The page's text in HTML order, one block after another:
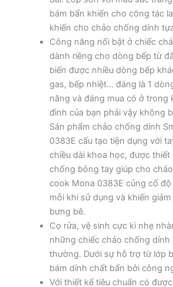
bám bẩn khiến cho công tác
khiến cho chảo chống dính
Công năng nổi bật ở chiếc
dành riêng cho dòng bếp từ
biến được nhiều dòng bếp
gas, bếp nhiệt… đáng là 1
năng và đáng mua có ở trong
đình của bạn phải vậy không
Sản phẩm chảo chống dính
0383E cấu tạo tiện dụng với
chiều dài khoa học, được thiết
chống bỏng tay giúp cho
cook Mona 0383E củng cố
mỗi khi sử dụng và khiến
bưng bê.
Cọ rửa, vệ sinh cực kì nhẹ
những chiếc chảo chống dính
thường. Dưới sự hỗ trợ từ lớp
bám dính chất bẩn bởi công
Với thiết kế tiêu chuẩn có